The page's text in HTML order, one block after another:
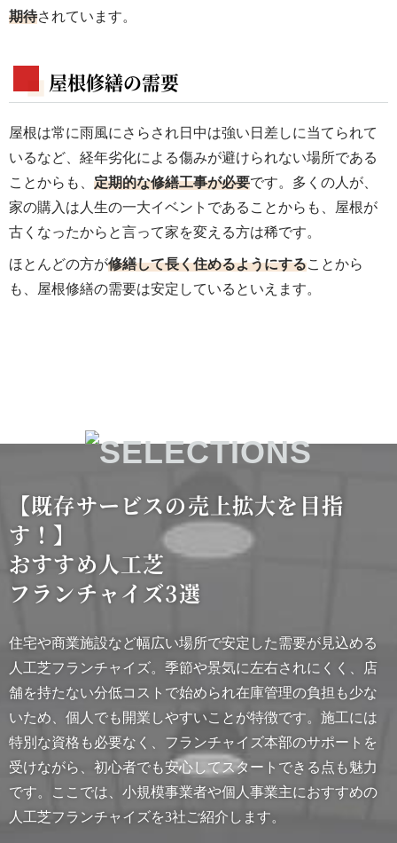
期待されています。
屋根修繕の需要
屋根は常に雨風にさらされ日中は強い日差しに当てられて
いるなど、経年劣化による傷みが避けられない場所である
ことからも、 定期的な修繕工事が必要です。多くの人が、
家の購入は人生の一大イベントであることからも、屋根が
古くなったからと言って家を変える方は稀です。
ほとんどの方が修繕して長く住めるようにすることから
も、屋根修繕の需要は安定しているといえます。
【既存サービスの売上拡大を目指
す！】
おすすめ人工芝
フランチャイズ3選
住宅や商業施設など幅広い場所で安定した需要が見込める
人工芝フランチャイズ。季節や景気に左右されにくく、店
舗を持たない分低コストで始められ在庫管理の負担も少な
いため、個人でも開業しやすいことが特徴です。施工には
特別な資格も必要なく、フランチャイズ本部のサポートを
受けながら、初心者でも安心してスタートできる点も魅力
です。ここでは、小規模事業者や個人事業主におすすめの
人工芝フランチャイズを3社ご紹介します。